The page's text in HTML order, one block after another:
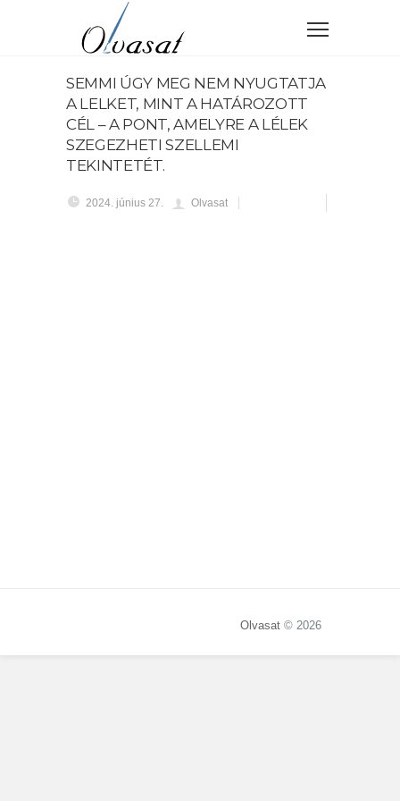
SEMMI ÚGY MEG NEM NYUGTATJA
A LELKET, MINT A HATÁROZOTT
CÉL – A PONT, AMELYRE A LÉLEK
SZEGEZHETI SZELLEMI
TEKINTETÉT.
2024. június 27. Olvasat
Olvasat © 2026